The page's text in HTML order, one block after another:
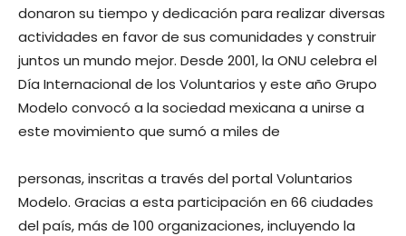
donaron su tiempo y dedicación para realizar diversas
actividades en favor de sus comunidades y construir
juntos un mundo mejor. Desde 2001, la ONU celebra el
Día Internacional de los Voluntarios y este año Grupo
Modelo convocó a la sociedad mexicana a unirse a
este movimiento que sumó a miles de
personas, inscritas a través del portal Voluntarios
Modelo. Gracias a esta participación en 66 ciudades
del país, más de 100 organizaciones, incluyendo la